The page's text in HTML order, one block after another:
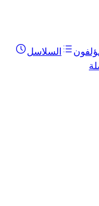
السلاسل